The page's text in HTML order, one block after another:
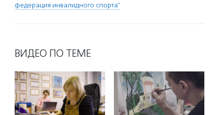
федерация инвалидного спорта"
ВИДЕО ПО ТЕМЕ